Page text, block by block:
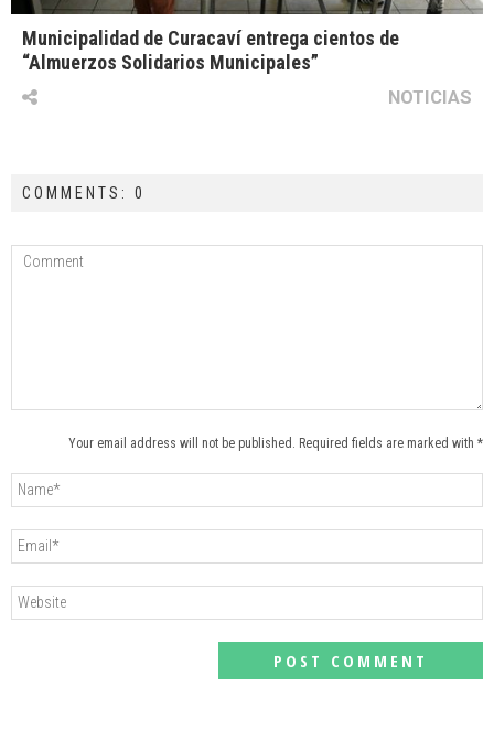
Municipalidad de Curacaví entrega cientos de
“Almuerzos Solidarios Municipales”
NOTICIAS
COMMENTS: 0
Your email address will not be published. Required fields are marked with *